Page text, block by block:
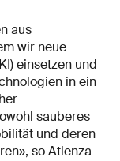
aus
wir neue
einsetzen und
in ein
sauberes
und deren
so Atienza